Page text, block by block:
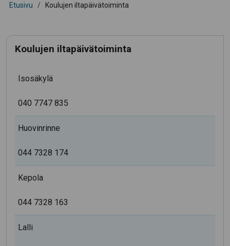
Etusivu / Koulujen iltapäivätoiminta
Koulujen iltapäivätoiminta
Isosäkylä
040 7747 835
Huovinrinne
044 7328 174
Kepola
044 7328 163
Lalli